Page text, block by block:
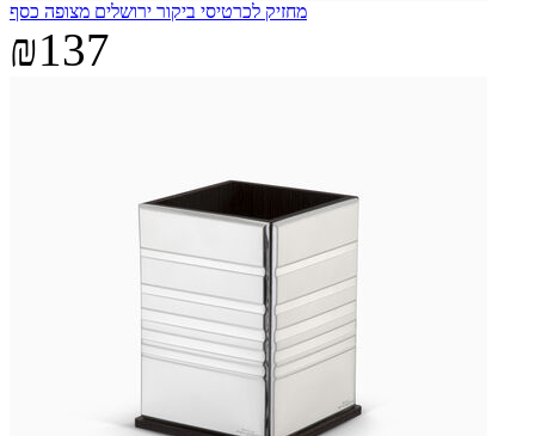
מחזיק לכרטיסי ביקור ירושלים מצופה כסף
₪137